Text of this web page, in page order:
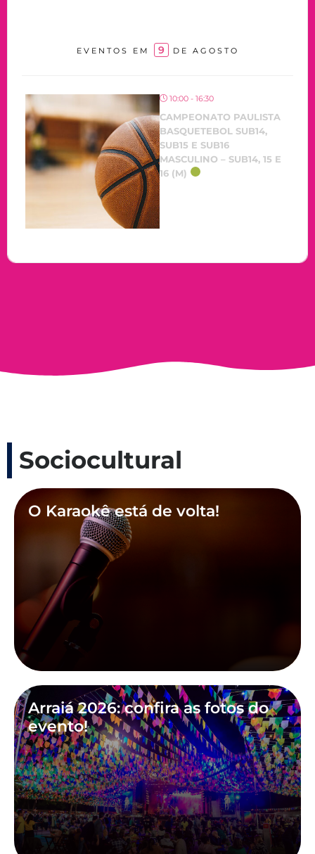
EVENTOS EM 9 DE AGOSTO
10:00 - 16:30
CAMPEONATO PAULISTA
BASQUETEBOL SUB14,
SUB15 E SUB16
MASCULINO – SUB14, 15 E
16 (M)
Sociocultural
O Karaokê está de volta!
Arraiá 2026: confira as fotos do
evento!